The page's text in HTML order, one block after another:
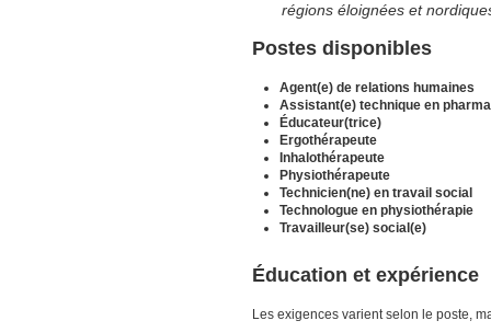
régions éloignées et
Postes disponibles
Agent(e) de relations humaines
Assistant(e) technique en
Éducateur(trice)
Ergothérapeute
Inhalothérapeute
Physiothérapeute
Technicien(ne) en travail social
Technologue en physiothérapie
Travailleur(se) social(e)
Éducation et expérience
Les exigences varient selon le poste,